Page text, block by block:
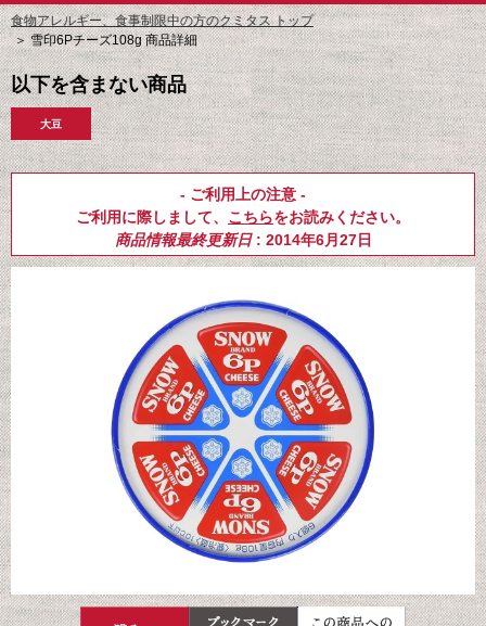
食物アレルギー、食事制限中の方のクミタス トップ
＞雪印6Pチーズ108g 商品詳細
以下を含まない商品
大豆
- ご利用上の注意 -
ご利用に際しまして、 こちらをお読みください。
商品情報最終更新日: 2014年6月27日